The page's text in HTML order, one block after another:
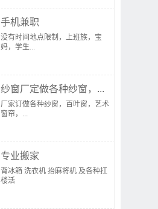
手机兼职
没有时间地点限制，上班族，宝
妈，学生...
纱窗厂定做各种纱窗，...
厂家订做各种纱窗，百叶窗，艺术
窗帘，...
专业搬家
背冰箱 洗衣机 抬麻将机 及各种扛
楼活